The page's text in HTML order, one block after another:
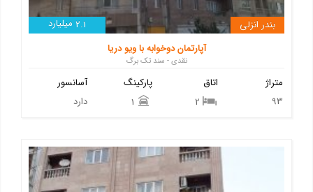
2.1 میلیارد
بندر انزلی
آپارتمان دوخوابه با ویو دریا
نقدی - سند تک برگ
آسانسور
دارد
پارکینگ
اتاق
متراژ
93